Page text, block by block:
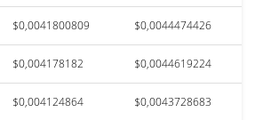
$0,0041800809 $0,0044474426
$0,004178182 $0,0044619224
$0,004124864 $0,0043728683